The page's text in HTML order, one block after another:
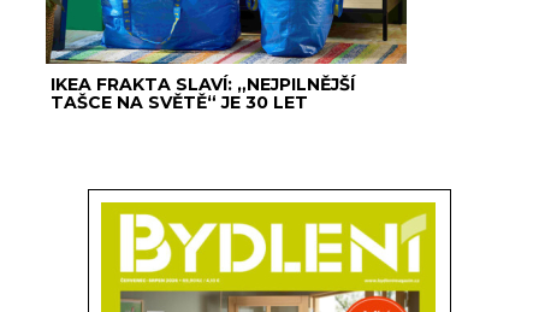
IKEA FRAKTA SLAVÍ: „NEJPILNĚJŠÍ
TAŠCE NA SVĚTĚ“ JE 30 LET